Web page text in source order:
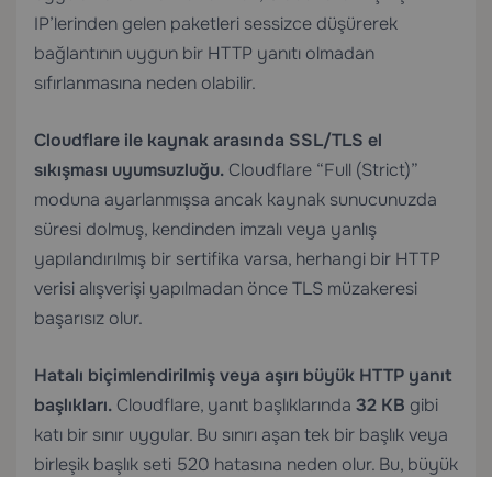
IP’lerinden gelen paketleri sessizce düşürerek
bağlantının uygun bir HTTP yanıtı olmadan
sıfırlanmasına neden olabilir.
Cloudflare ile kaynak arasında SSL/TLS el
sıkışması uyumsuzluğu. Cloudflare “Full (Strict)”
moduna ayarlanmışsa ancak kaynak sunucunuzda
süresi dolmuş, kendinden imzalı veya yanlış
yapılandırılmış bir sertifika varsa, herhangi bir HTTP
verisi alışverişi yapılmadan önce TLS müzakeresi
başarısız olur.
Hatalı biçimlendirilmiş veya aşırı büyük HTTP yanıt
başlıkları. Cloudflare, yanıt başlıklarında 32 KB gibi
katı bir sınır uygular. Bu sınırı aşan tek bir başlık veya
birleşik başlık seti 520 hatasına neden olur. Bu, büyük